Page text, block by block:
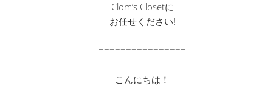
Clom’s Closetに
お任せください!
================
こんにちは！